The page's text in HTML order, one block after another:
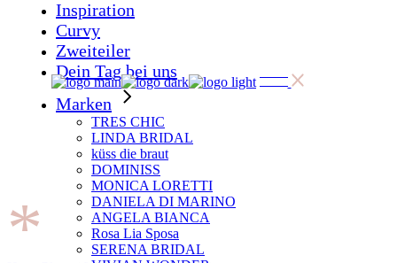
Inspiration
Curvy
Zweiteiler
Dein Tag bei uns
Marken
TRES CHIC
LINDA BRIDAL
küss die braut
DOMINISS
MONICA LORETTI
DANIELA DI MARINO
ANGELA BIANCA
Rosa Lia Sposa
SERENA BRIDAL
*